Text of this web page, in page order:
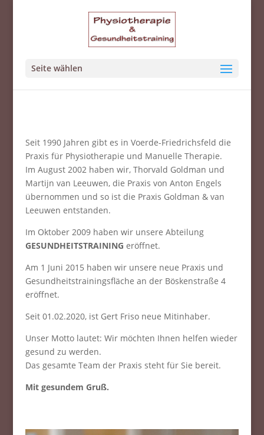
Seite wählen
Seit 1990 Jahren gibt es in Voerde-Friedrichsfeld die
Praxis für Physiotherapie und Manuelle Therapie.
Im August 2002 haben wir, Thorvald Goldman und
Martijn van Leeuwen, die Praxis von Anton Engels
übernommen und so ist die Praxis Goldman & van
Leeuwen entstanden.
Im Oktober 2009 haben wir unsere Abteilung
GESUNDHEITSTRAINING eröffnet.
Am 1 Juni 2015 haben wir unsere neue Praxis und
Gesundheitstrainingsfläche an der Böskenstraße 4
eröffnet.
Seit 01.02.2020, ist Gert Friso neue Mitinhaber.
Unser Motto lautet: Wir möchten Ihnen helfen wieder
gesund zu werden.
Das gesamte Team der Praxis steht für Sie bereit.
Mit gesundem Gruß.